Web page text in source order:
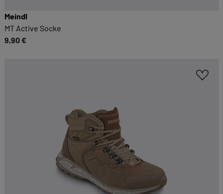
Meindl
MT Active Socke
9,90 €